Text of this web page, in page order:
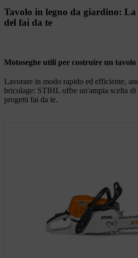
Tavolo in legno da giardino: La
del fai da te
Motoseghe utili per costruire un tavolo
Lavorare in modo rapido ed efficiente,
bricolage: STIHL offre un'ampia scelta di
progetti fai da te.